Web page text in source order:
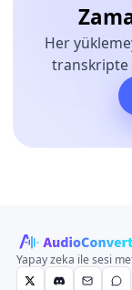
Her
transkripte
Yapay zeka ile sesi